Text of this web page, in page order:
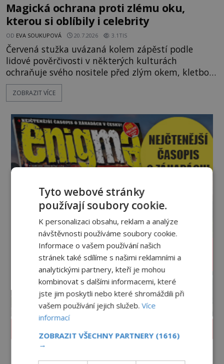
Magická ochrana proti zlému oku,
kterou si oblíbily i celebrity
OD EVA SOUKUPOVÁ 20.7.2026 3.1TIS
Červená stužka uvázaná kolem zápěstí podle
lidové pověrčivosti v některých kulturách
ochraňuje svého nositele před zlým okem, kletbou,
která může přivodit neštěstí či nemoc. S tímto
nenápadným symbolem magické ochrany lze
nebo Leonarda DiCapria. Na Blízkém východě a v
židovských komunitách po celém světě, je
ZOBRAZIT VÍCE
PROLISTOVAT ČASOPIS
Tyto webové stránky
používají soubory cookie.
K personalizaci obsahu, reklam a analýze
návštěvnosti používáme soubory cookie.
Informace o vašem používání našich
stránek také sdílíme s našimi reklamními a
analytickými partnery, kteří je mohou
kombinovat s dalšími informacemi, které
jste jim poskytli nebo které shromáždili při
vašem používání jejich služeb.Více
informací
ZOBRAZIT VŠECHNY PARTNERY (1616)
→